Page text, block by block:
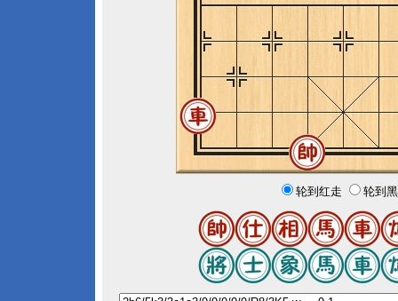
轮到红走 轮到